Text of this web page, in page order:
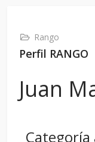
Rango
Perfil RANGO
Juan